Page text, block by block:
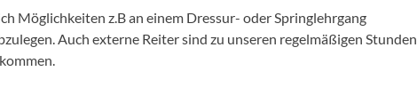
Möglichkeiten z.B an einem Dressur- oder Springlehrgang
Auch externe Reiter sind zu unseren regelmäßigen Stunden